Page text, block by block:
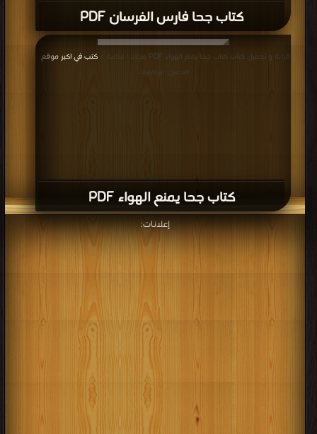
كتاب جحا فارس الفرسان PDF
كتاب جحا يمنع الهواء PDF
قراءة و تحميل كتاب كتاب جحا يمنع الهواء PDF مجانا | مكتبة > كتب في اكبر موقع
التحميل : مرة/مرات
إعلانات: